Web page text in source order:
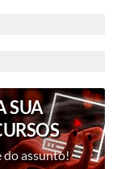
SUA
do assunto!